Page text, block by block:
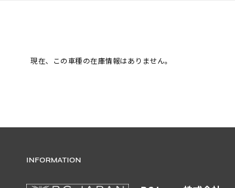
現在、この車種の在庫情報はありません。
INFORMATION